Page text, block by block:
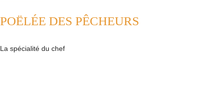
POËLÉE DES PÊCHEURS
La spécialité du chef